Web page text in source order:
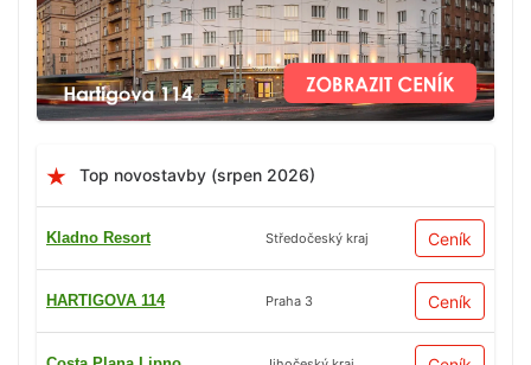
Top novostavby (srpen 2026)
Kladno Resort Středočeský kraj Ceník
HARTIGOVA 114 Praha 3 Ceník